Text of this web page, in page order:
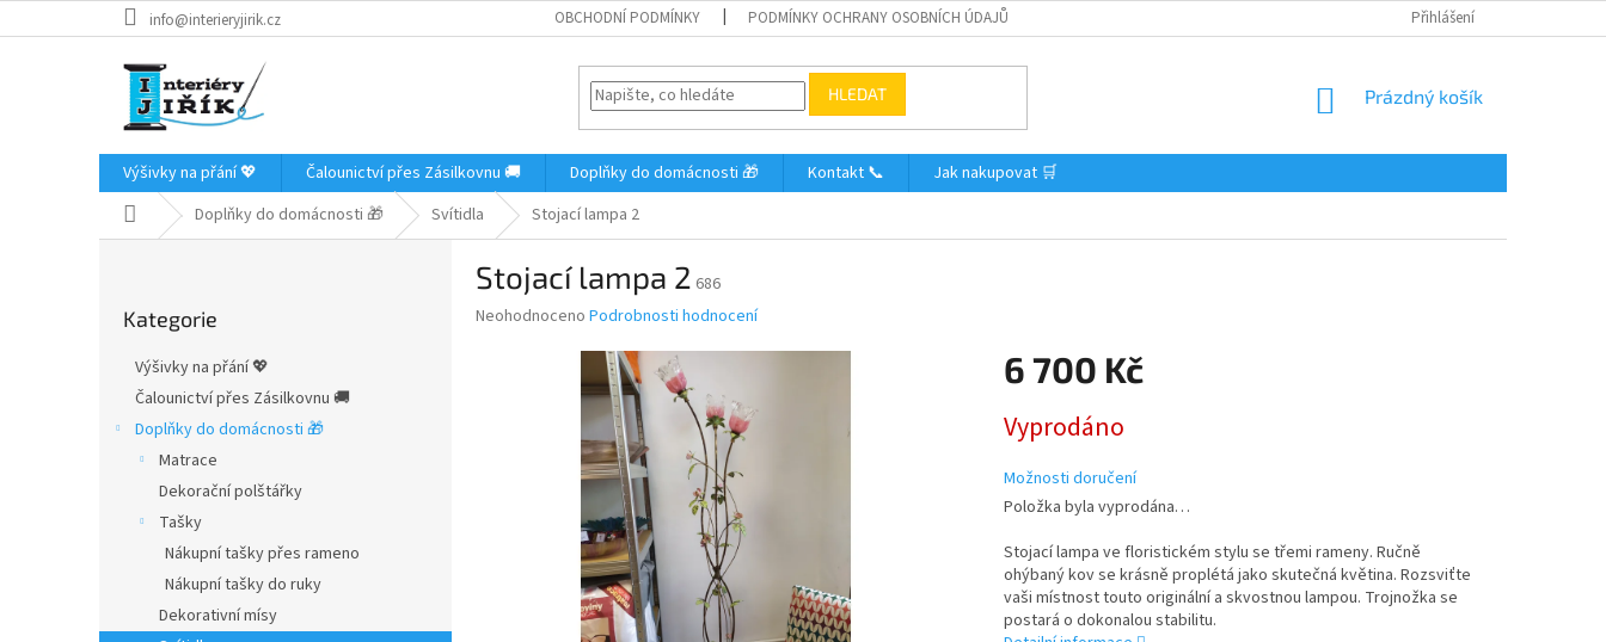
na
info@interieryjirik.cz OBCHODNÍ PODMÍNKY PODMÍNKY OCHRANY OSOBNÍCH ÚDAJŮ Přihlášení
HLEDAT
NÁKUPNÍ
Prázdný košík
Výšivky na přání 💖 Čalounictví přes Zásilkovnu 🚚 Doplňky do domácnosti 🎁 Kontakt 📞
Jak nakupovat 🛒
Domů Doplňky do domácnosti 🎁 Svítidla Stojací lampa 2
kategorie
Kategorie
Výšivky na přání 💖
Čalounictví přes Zásilkovnu 🚚
Doplňky do domácnosti 🎁
Matrace
Dekorační polštářky
Tašky
Nákupní tašky přes rameno
Nákupní tašky do ruky
Dekorativní mísy
Stojací lampa 2 686
Průměrné
Neohodnoceno Podrobnosti hodnocení
6 700 Kč
cena:
Vyprodáno
Možnosti doručení
Položka byla vyprodána…
Stojací lampa ve floristickém stylu se třemi rameny. Ručně
ohýbaný kov se krásně proplétá jako skutečná květina. Rozsviťte
vaši místnost touto originální a skvostnou lampou. Trojnožka se
postará o dokonalou stabilitu.